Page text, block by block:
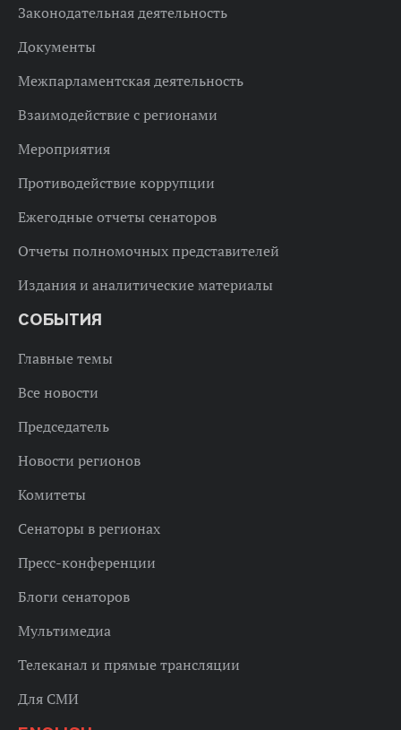
Законодательная деятельность
Документы
Межпарламентская деятельность
Взаимодействие с регионами
Мероприятия
Противодействие коррупции
Ежегодные отчеты сенаторов
Отчеты полномочных представителей
Издания и аналитические материалы
СОБЫТИЯ
Главные темы
Все новости
Председатель
Новости регионов
Комитеты
Сенаторы в регионах
Пресс-конференции
Блоги сенаторов
Мультимедиа
Телеканал и прямые трансляции
Для СМИ